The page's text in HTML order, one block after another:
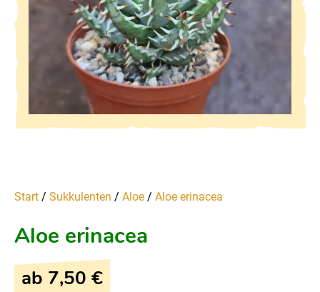
Start / Sukkulenten / Aloe / Aloe erinacea
Aloe erinacea
ab 7,50 €